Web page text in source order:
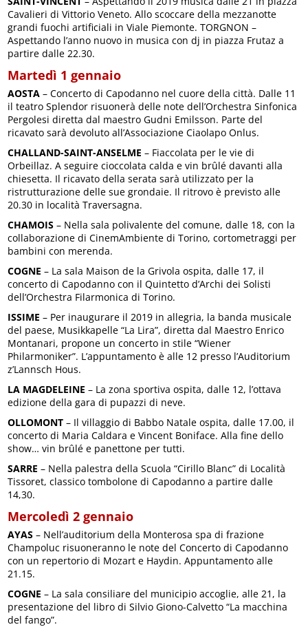
Cavalieri di Vittorio Veneto. Allo scoccare della mezzanotte
grandi fuochi artificiali in Viale Piemonte. TORGNON –
Aspettando l’anno nuovo in musica con dj in piazza Frutaz a
partire dalle 22.30.
Martedì 1 gennaio
AOSTA – Concerto di Capodanno nel cuore della città. Dalle 11
il teatro Splendor risuonerà delle note dell’Orchestra Sinfonica
Pergolesi diretta dal maestro Gudni Emilsson. Parte del
ricavato sarà devoluto all’Associazione Ciaolapo Onlus.
CHALLAND-SAINT-ANSELME – Fiaccolata per le vie di
Orbeillaz. A seguire cioccolata calda e vin brûlé davanti alla
chiesetta. Il ricavato della serata sarà utilizzato per la
ristrutturazione delle sue grondaie. Il ritrovo è previsto alle
20.30 in località Traversagna.
CHAMOIS – Nella sala polivalente del comune, dalle 18, con la
collaborazione di CinemAmbiente di Torino, cortometraggi per
bambini con merenda.
COGNE – La sala Maison de la Grivola ospita, dalle 17, il
concerto di Capodanno con il Quintetto d’Archi dei Solisti
dell’Orchestra Filarmonica di Torino.
ISSIME – Per inaugurare il 2019 in allegria, la banda musicale
del paese, Musikkapelle “La Lira”, diretta dal Maestro Enrico
Montanari, propone un concerto in stile “Wiener
Philarmoniker”. L’appuntamento è alle 12 presso l’Auditorium
z’Lannsch Hous.
LA MAGDELEINE – La zona sportiva ospita, dalle 12, l’ottava
edizione della gara di pupazzi di neve.
OLLOMONT – Il villaggio di Babbo Natale ospita, dalle 17.00, il
concerto di Maria Caldara e Vincent Boniface. Alla fine dello
show… vin brûlé e panettone per tutti.
SARRE – Nella palestra della Scuola “Cirillo Blanc” di Località
Tissoret, classico tombolone di Capodanno a partire dalle
14,30.
Mercoledì 2 gennaio
AYAS – Nell’auditorium della Monterosa spa di frazione
Champoluc risuoneranno le note del Concerto di Capodanno
con un repertorio di Mozart e Haydin. Appuntamento alle
21.15.
COGNE – La sala consiliare del municipio accoglie, alle 21, la
presentazione del libro di Silvio Giono-Calvetto “La macchina
del fango”.